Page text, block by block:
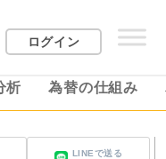
ログイン
析 為替の仕組み
LINEで送る